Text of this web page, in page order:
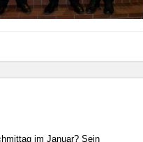
im Januar? Sein